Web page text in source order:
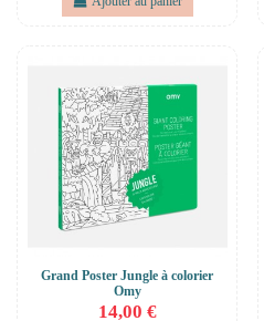
Grand Poster Jungle à colorier
Omy
14,00 €